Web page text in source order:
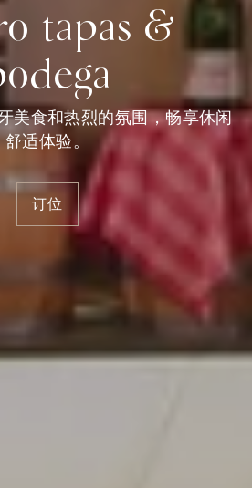
tapas &
美食和热烈的氛围，畅享休闲
舒适体验。
订位